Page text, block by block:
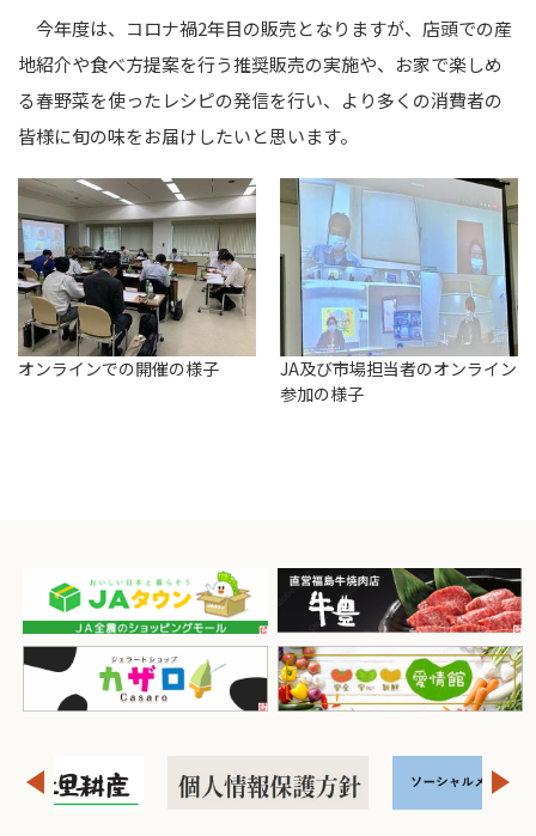
今年度は、コロナ禍2年目の販売となりますが、店頭での産
地紹介や食べ方提案を行う推奨販売の実施や、お家で楽しめ
る春野菜を使ったレシピの発信を行い、より多くの消費者の
皆様に旬の味をお届けしたいと思います。
オンラインでの開催の様子
JA及び市場担当者のオンライン
参加の様子